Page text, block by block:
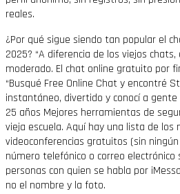
reales.
¿Por qué sigue siendo tan popular el
2025? “A diferencia de los viejos
moderado. El chat online gratuito por
“Busqué Free Online Chat y encontré
instantáneo, divertido y conocí a
25 años Mejores herramientas de
vieja escuela. Aquí hay una lista de los
videoconferencias gratuitos (sin
número telefónico o correo electrónico
personas con quien se habla por
no el nombre y la foto.